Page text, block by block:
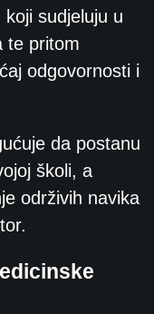
sudjeluju u
te pritom
odgovornosti i
da postanu
školi, a
održivih navika